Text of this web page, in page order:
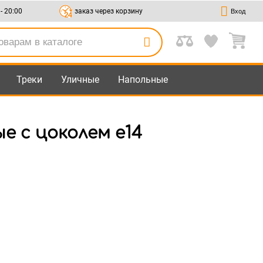
20:00 заказ через корзину Вход
Треки Уличные Напольные
с цоколем e14